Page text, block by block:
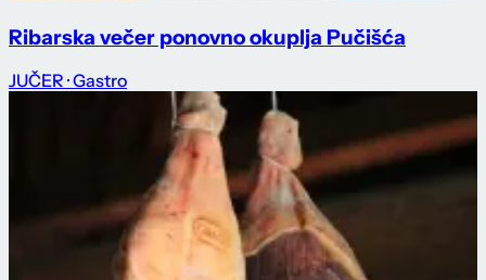
Ribarska večer ponovno okuplja Pučišća
JUČER · Gastro